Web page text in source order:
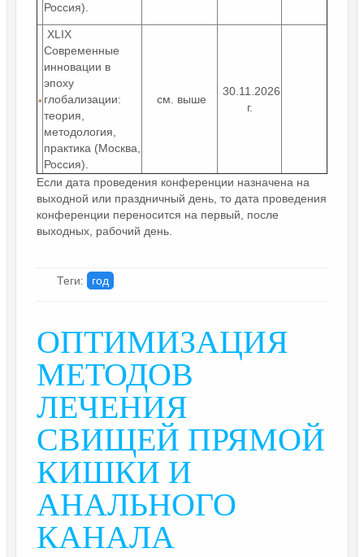
Россия).
XLIX
Современные
инновации в
эпоху
глобализации:
теория,
методология,
практика (Москва,
Россия).
см. выше
30.11.2026
г.
Если дата проведения конференции назначена на
выходной или праздничный день, то дата проведения
конференции переносится на первый, после
выходных, рабочий день.
Теги: год
ОПТИМИЗАЦИЯ
МЕТОДОВ
ЛЕЧЕНИЯ
СВИЩЕЙ ПРЯМОЙ
КИШКИ И
АНАЛЬНОГО
КАНАЛА